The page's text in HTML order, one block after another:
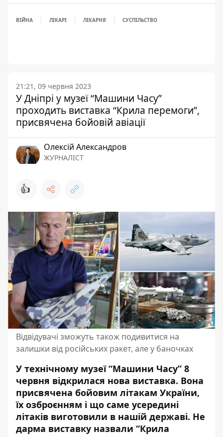
ВІЙНА ЛІКАРІ ЛІКАРНЯ СУСПІЛЬСТВО
21:21, 09 червня 2023
У Дніпрі у музеї “Машини Часу”
проходить виставка “Крила перемоги”,
присвячена бойовій авіації
Олексій Александров
ЖУРНАЛІСТ
👍
Відвідувачі зможуть також подивитися на
залишки від російських ракет, але у баночках
У технічному музеї “Машини Часу” 8
червня відкрилася нова виставка. Вона
присвячена бойовим літакам України,
їх озброєнням і що саме усередині
літаків виготовили в нашій державі. Не
дарма виставку назвали “Крила